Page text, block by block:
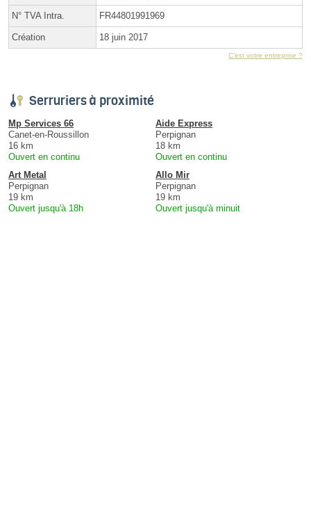
N° TVA Intra. FR44801991969
Création 18 juin 2017
C'est votre entreprise ?
Serruriers à proximité
Mp Services 66
Canet-en-Roussillon
16 km
Ouvert en continu
Aide Express
Perpignan
18 km
Ouvert en continu
Art Metal
Perpignan
19 km
Ouvert jusqu'à 18h
Allo Mir
Perpignan
19 km
Ouvert jusqu'à minuit